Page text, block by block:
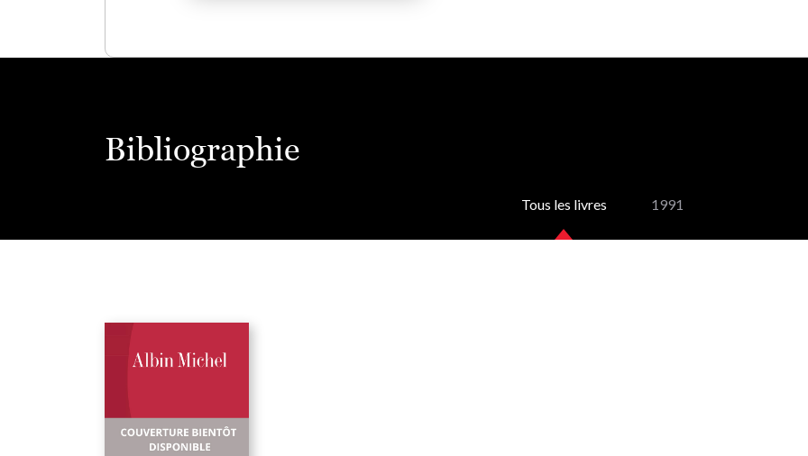
Bibliographie
Tous les livres 1991